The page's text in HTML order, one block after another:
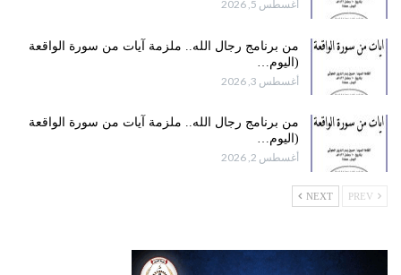
أغسطس 5, 2026
من برنامج رجال الله.. ملزمة آيات من سورة الواقعة
(اليوم…
أغسطس 3, 2026
من برنامج رجال الله.. ملزمة آيات من سورة الواقعة
(اليوم…
أغسطس 2, 2026
NEXT